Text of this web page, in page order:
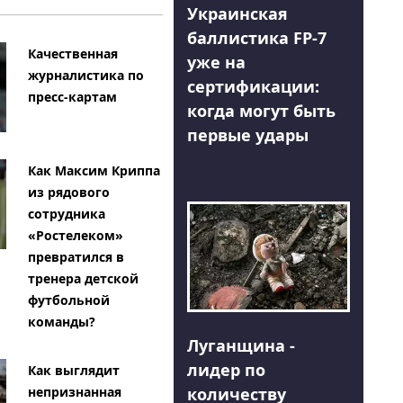
Качественная
журналистика по
пресс-картам
Как Максим Криппа
из рядового
сотрудника
«Ростелеком»
превратился в
тренера детской
футбольной
команды?
Как выглядит
непризнанная
Украинская
баллистика FP-7
уже на
сертификации:
когда могут быть
первые удары
Луганщина -
лидер по
количеству